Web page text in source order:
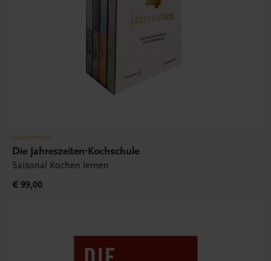
Gastronomie
Die Jahreszeiten-Kochschule
Saisonal Kochen lernen
€ 99,00